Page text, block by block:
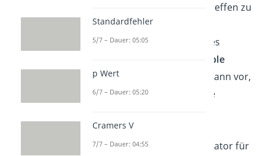
Ende eine Aussage darüber treffen zu
können, ob es sich bei einer
Untersuchung um ein reliables
Reliable
Testverfahren
liegen genau dann vor,
wenn der wahre Wert und die
besonders hohe Korrelation
aufweisen, da das einen Indikator für
Standardfehler
5/7 – Dauer: 05:05
p Wert
6/7 – Dauer: 05:20
Cramers V
7/7 – Dauer: 04:55